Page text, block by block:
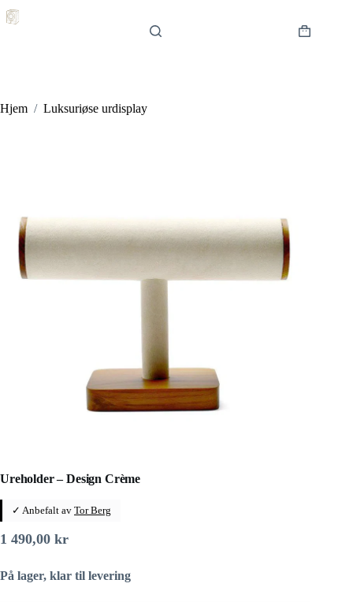
til
Hjem / Luksuriøse urdisplay
Ureholder – Design Crème
✓ Anbefalt av Tor Berg
1 490,00 kr
På lager, klar til levering